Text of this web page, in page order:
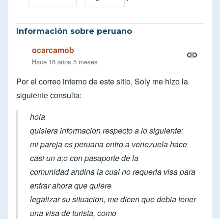
En respuesta a como obtener una visa estudiantil o
Información sobre peruano
ocarcamob
Hace 16 años 5 meses
Por el correo interno de este sitio, Soly me hizo la
siguiente consulta:
hola
quisiera informacion respecto a lo siguiente:
mi pareja es peruana entro a venezuela hace
casi un a;o con pasaporte de la
comunidad andina la cual no requeria visa para
entrar ahora que quiere
legalizar su situacion, me dicen que debia tener
una visa de turista, como